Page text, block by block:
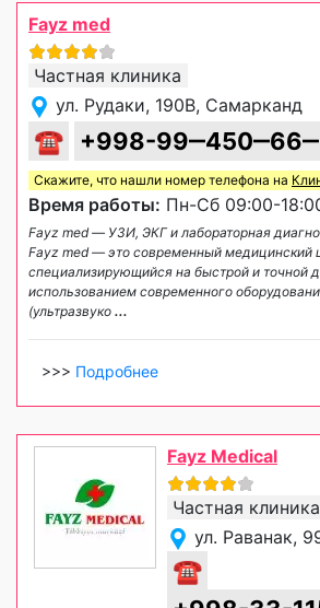
Fayz med
Частная клиника
ул. Рудаки, 190В, Самарканд
☎ +998-
Скажите, что нашли номер телефона на
Время работы: Пн-Сб 09:00-
Fayz med — УЗИ, ЭКГ и лабораторная
Fayz med — это современный медицинский
специализирующийся на быстрой и точной
использованием современного
(ультразвуко ...
>>> Подробнее
Fayz Medical
Частная клиника
ул. Раванак,
☎